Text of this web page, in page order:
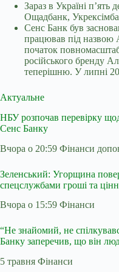
Зараз в Україні
Ощадбанк,
Сенс Банк був
працював під назвою
початок
російського бренду
теперішню. У липні
Актуальне
НБУ розпочав перевірку
Сенс Банку
Вчора о 20:59 Фінанси
Зеленський: Угорщина
спецслужбами гроші та
Вчора о 15:59 Фінанси
“Не знайомий, не
Банку заперечив, що він
5 травня Фінанси